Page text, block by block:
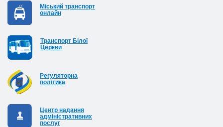
Міський транспорт
онлайн
Транспорт Білої
Церкви
Регуляторна
політика
Центр надання
адміністративних
послуг